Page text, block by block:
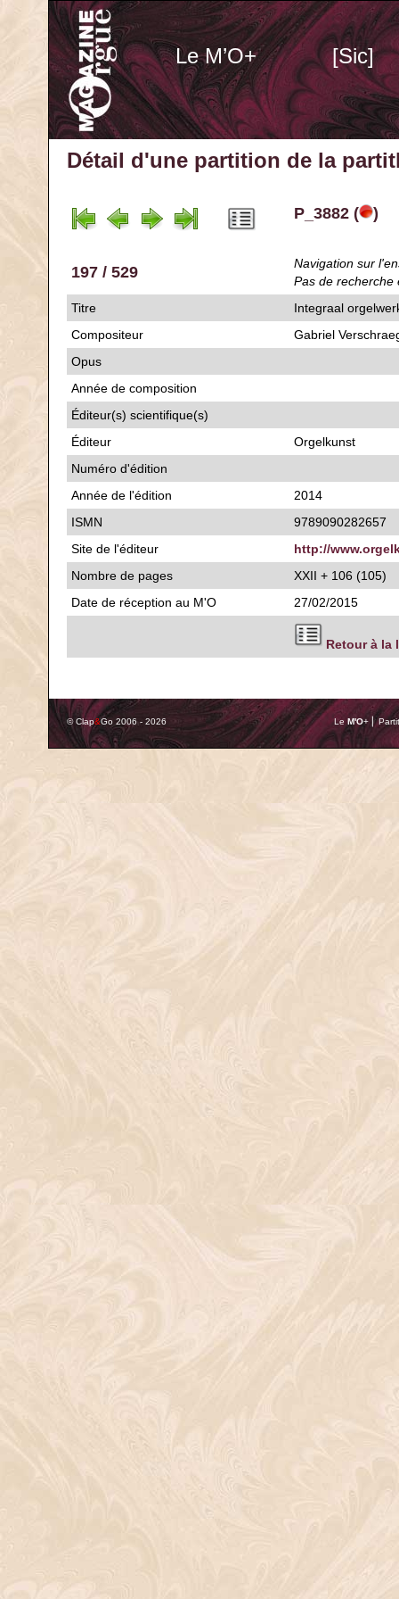
Le M’O+ [Sic]
Détail d'une partition de la
P_3882 ( )
197 / 529
Navigation sur
Pas de recherche
Titre
Integraal
Compositeur
Gabriel
Opus
Année de composition
Éditeur(s) scientifique(s)
Éditeur
Orgelkunst
Numéro d'édition
Année de l'édition
2014
ISMN
9789090282657
Site de l'éditeur
http://
Nombre de pages
XXII + 106 (105)
Date de réception au M'O
27/02/2015
Retour à la
© Clap&Go 2006 - 2026 Le M'O+ ⎢